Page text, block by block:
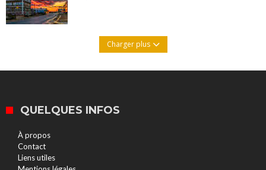
Charger plus
QUELQUES INFOS
À propos
Contact
Liens utiles